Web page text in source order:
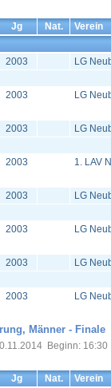
Jg Nat. Verein
2003 LG
2003 LG
2003 LG
2003 1. LAV
2003 LG
2003 LG
2003 LG
2003 LG
Männer - Finale
Beginn: 16:30
Jg Nat. Verein